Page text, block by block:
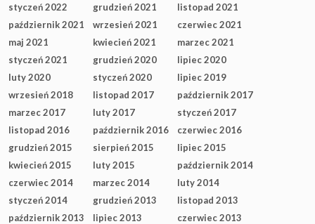
styczeń 2022
grudzień 2021
listopad 2021
październik 2021
wrzesień 2021
czerwiec 2021
maj 2021
kwiecień 2021
marzec 2021
styczeń 2021
grudzień 2020
lipiec 2020
luty 2020
styczeń 2020
lipiec 2019
wrzesień 2018
listopad 2017
październik 2017
marzec 2017
luty 2017
styczeń 2017
listopad 2016
październik 2016
czerwiec 2016
grudzień 2015
sierpień 2015
lipiec 2015
kwiecień 2015
luty 2015
październik 2014
czerwiec 2014
marzec 2014
luty 2014
styczeń 2014
grudzień 2013
listopad 2013
październik 2013
lipiec 2013
czerwiec 2013